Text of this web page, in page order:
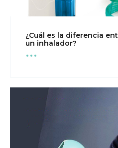
¿Cuál es la diferencia
un inhalador?
...